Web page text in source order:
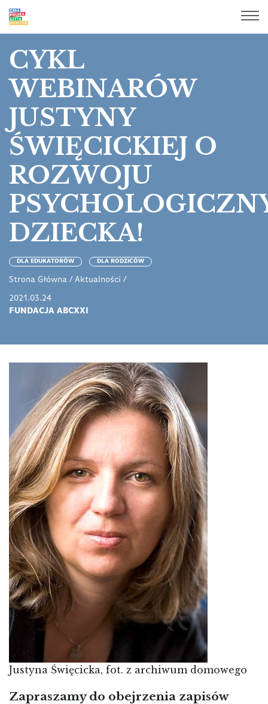
CYKL
WEBINARÓW
JUSTYNY
ŚWIĘCICKIEJ O
ROZWOJU
DZIECKA!
DLA EDUKATORÓW DLA RODZICÓW
Strona Główna / Aktualności /
2021.03.24
FUNDACJA ABCXXI
Justyna Święcicka, fot. z archiwum domowego
Zapraszamy do obejrzenia zapisów